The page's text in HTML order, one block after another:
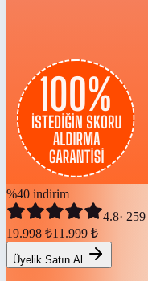
%40 indirim
4.8· 259
19.998 ₺11.999 ₺
Üyelik Satın Al